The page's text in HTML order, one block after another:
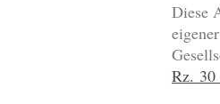
Diese
Rz. 30